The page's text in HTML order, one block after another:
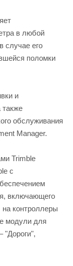
в любой
случае его
поломки
и
также
обслуживания
Manager.
Trimble
с
включающего
на контроллеры
модули для
"Дороги",